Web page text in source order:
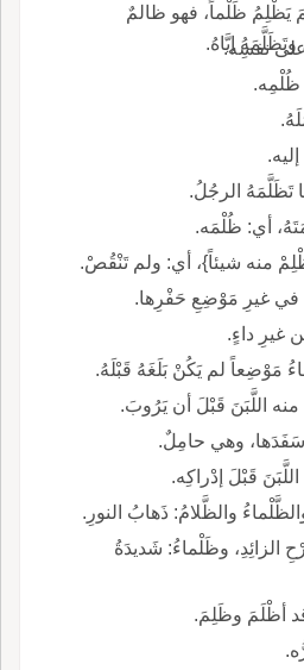
الحقيقِيٌّ: الظَّلْمُ، ظَلَمَ يَظْلِمُ ظَلْماً، فهو ظالمٌ
إيَّاهُ.
ظُلْمِه.
تَظَلَّمَهُ الرجُلُ.
أي: ظُلْمَه.
منه شيئاً}، أي: ولم تَنْقُصْ.
والظَّلامُ: ذَهابُ النورِ.
الزائِدِ، وظَلْماءُ: شَديدَةُ
أظْلَمَ وظَلِمَ.